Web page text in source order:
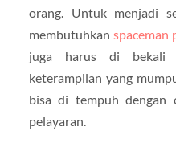
orang. Untuk menjadi
membutuhkan spaceman
juga harus di bekali
keterampilan yang
bisa di tempuh dengan
pelayaran.